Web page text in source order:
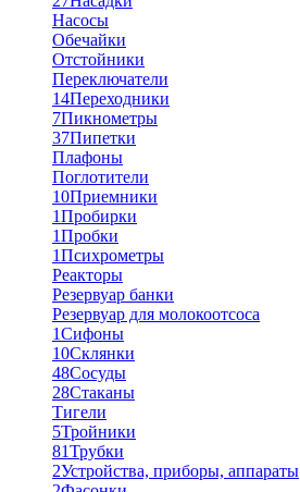
Насосы
Обечайки
Отстойники
Переключатели
14Переходники
7Пикнометры
37Пипетки
Плафоны
Поглотители
10Приемники
1Пробирки
1Пробки
1Психрометры
Реакторы
Резервуар банки
Резервуар для молокоотсоса
1Сифоны
10Склянки
48Сосуды
28Стаканы
Тигели
5Тройники
81Трубки
2Устройства, приборы, аппараты